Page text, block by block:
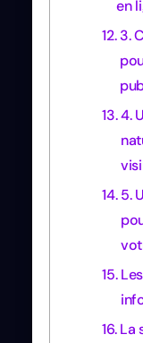
en
3.
4.
5.
La